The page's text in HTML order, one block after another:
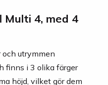
Multi 4, med 4
och utrymmen
finns i 3 olika färger
höjd, vilket gör dem